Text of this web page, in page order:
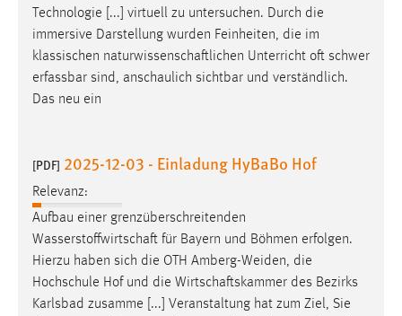
Technologie [...] virtuell zu untersuchen. Durch die
immersive Darstellung wurden Feinheiten, die im
klassischen naturwissenschaftlichen Unterricht oft schwer
erfassbar sind, anschaulich sichtbar und verständlich.
Das neu ein
[PDF] 2025-12-03 - Einladung HyBaBo Hof
Relevanz:
Aufbau einer grenzüberschreitenden
Wasserstoffwirtschaft für Bayern und Böhmen erfolgen.
Hierzu haben sich die OTH Amberg-Weiden, die
Hochschule Hof und die Wirtschaftskammer des Bezirks
Karlsbad zusamme [...] Veranstaltung hat zum Ziel, Sie
Plattformen anzeigen zu können, werden von diesen
externen Medien Cookies gesetzt.
YouTube